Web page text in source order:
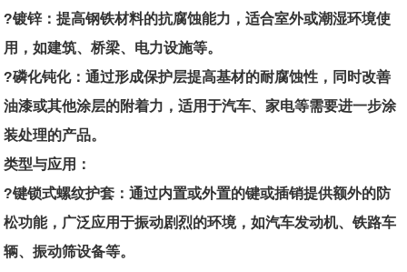
?镀锌：提高钢铁材料的抗腐蚀能力，适合室外或潮湿环境使
用，如建筑、桥梁、电力设施等。
?磷化钝化：通过形成保护层提高基材的耐腐蚀性，同时改善
油漆或其他涂层的附着力，适用于汽车、家电等需要进一步涂
装处理的产品。
类型与应用：
?键锁式螺纹护套：通过内置或外置的键或插销提供额外的防
松功能，广泛应用于振动剧烈的环境，如汽车发动机、铁路车
辆、振动筛设备等。